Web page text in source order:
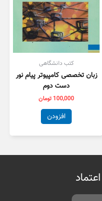
کتب دانشگاهی
زبان تخصصی کامپیوتر پیام نور
دست دوم
100,000 تومان
افزودن